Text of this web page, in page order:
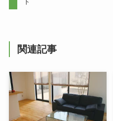
ト
関連記事